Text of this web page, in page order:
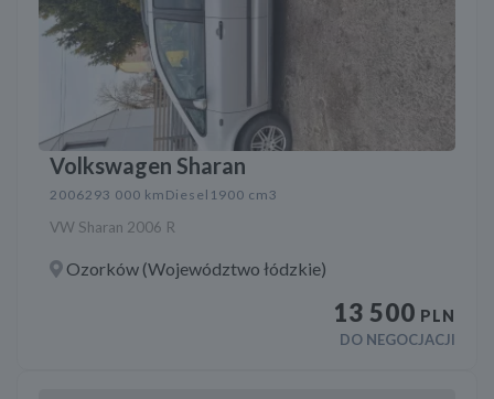
Volkswagen Sharan
2006293 000 km Diesel 1900 cm3
VW Sharan 2006 R
Ozorków (Województwo łódzkie)
13 500 PLN
DO NEGOCJACJI